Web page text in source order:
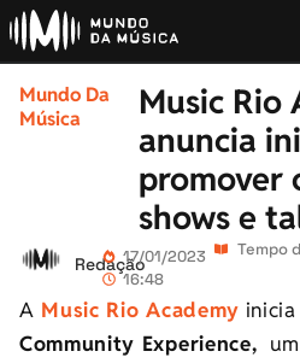
Mundo Da
Música
Music Rio
anuncia
promover
shows e
Redação17/01/2023
16:48
Tempo
A Music Rio Academy
Community Experience,